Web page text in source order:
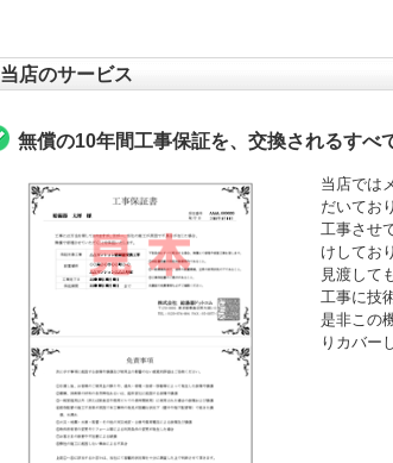
当店のサービス
無償の10年間工事保証を、交換されるすべ
当店では
だいてお
工事させ
けしてお
見渡して
工事に技
是非この
りカバー